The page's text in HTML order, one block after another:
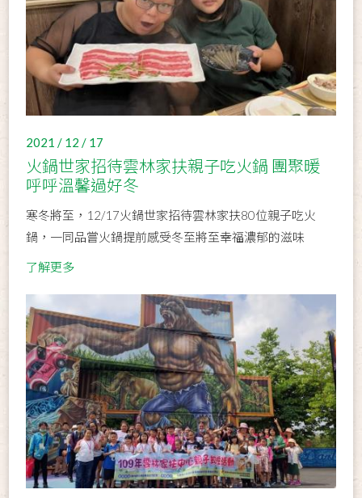
2021 / 12 / 17
火鍋世家招待雲林家扶親子吃火鍋 團聚暖
呼呼溫馨過好冬
寒冬將至，12/17火鍋世家招待雲林家扶80位親子吃火
鍋，一同品嘗火鍋提前感受冬至將至幸福濃郁的滋味
了解更多